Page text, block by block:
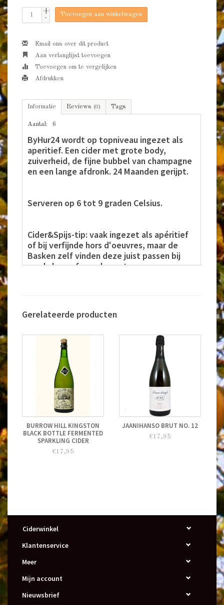
+
-
Toevoegen aan winkelwagen
Email ons over dit product
Aan verlanglijst toevoegen
Toevoegen om te vergelijken
Afdrukken
Informatie Reviews (0) Tags
Aantal: 6
ByHur24 wordt op topniveau ingezet als
aperitief. Een cider met grote body,
zuiverheid, de fijne bubbel van champagne
en een lange afdronk. 24 Maanden gerijpt.
Serveren op 6 tot 9 graden Celsius.
Cider&Spijs-tip: vaak ingezet als apéritief
of bij verfijnde hors d'oeuvres, maar de
Basken zelf vinden deze juist passen bij
rood vlees of een dessert.
ciderrassen Astarbe en Mendiola), the must
is transferred into select wooden casks or
alcoholic fermentation and subsequent
malolactic fermentation. We make our
ByHur sparkling cider using the traditional
champenoise method. Uncorked and
labelled after ageing for 24 month in the
“Cava Tolare” cellar.
Gerelateerde producten
BURROW HILL KINGSTON
BLACK BOTTLE FERMENTED
SPARKLING CIDER
€17,95
JAANIHANSO BRUT NO. 12
€17,95
Ciderwinkel
Klantenservice
Meer
Mijn account
Nieuwsbrief